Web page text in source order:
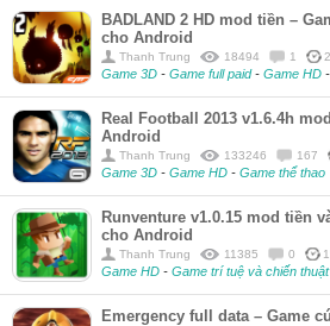
BADLAND 2 HD mod tiền –
cho Android
Thanh Trung 18494 1
Game 3D - Game full paid- Game HD -
Real Football 2013 v1.6.4h
Android
Thanh Trung 133246 167
Game 3D - Game HD - Game thể thao
Runventure v1.0.15 mod tiền
cho Android
Thanh Trung 11385 0
Game HD - Game trí tuệ và chiến thuật
Emergency full data – Game